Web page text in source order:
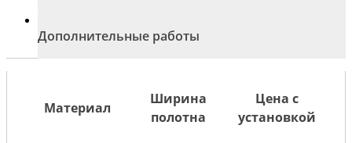
Дополнительные работы
Материал
Ширина
полотна
Цена с
установкой